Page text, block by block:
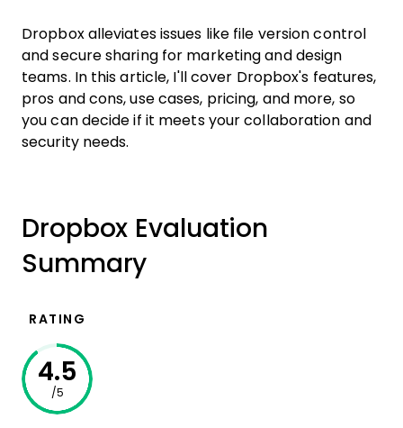
Dropbox alleviates issues like file version control
and secure sharing for marketing and design
teams. In this article, I'll cover Dropbox's features,
pros and cons, use cases, pricing, and more, so
you can decide if it meets your collaboration and
security needs.
Dropbox Evaluation
Summary
RATING
4.5
/5